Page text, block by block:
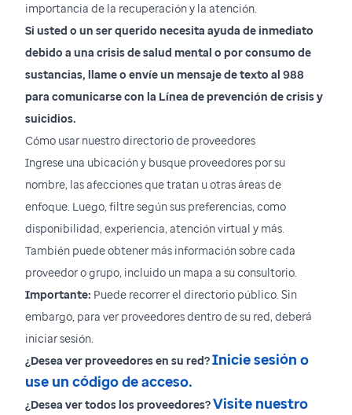
importancia de la recuperación y la atención.
Si usted o un ser querido necesita ayuda de inmediato
debido a una crisis de salud mental o por consumo de
sustancias, llame o envíe un mensaje de texto al 988
para comunicarse con la Línea de prevención de crisis y
suicidios.
Cómo usar nuestro directorio de proveedores
Ingrese una ubicación y busque proveedores por su
nombre, las afecciones que tratan u otras áreas de
enfoque. Luego, filtre según sus preferencias, como
disponibilidad, experiencia, atención virtual y más.
También puede obtener más información sobre cada
proveedor o grupo, incluido un mapa a su consultorio.
Importante: Puede recorrer el directorio público. Sin
embargo, para ver proveedores dentro de su red, deberá
iniciar sesión.
¿Desea ver proveedores en su red?Inicie sesión o
use un código de acceso.
¿Desea ver todos los proveedores?Visite nuestro